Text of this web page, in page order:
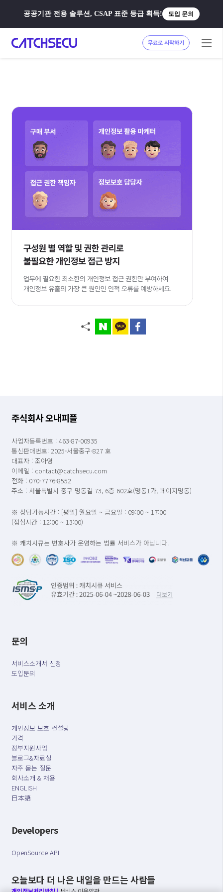
공공기관 전용 솔루션, CSAP 표준 등급 획득! 도입 문의
무료로 시작하기
주식회사 오내피플
사업자등록번호 : 463-87-00935
통신판매번호: 2025-서울중구-827 호
대표자 : 조아영
이메일 : contact@catchsecu.com
전화 : 070-7776-8552
주소 : 서울특별시 중구 명동길 73, 6층 602호(명동1가, 페이지명동)
※ 상담가능시간 : [평일] 월요일 ~ 금요일 : 09:00 ~ 17:00
(점심시간 : 12:00 ~ 13:00)
※ 캐치시큐는 변호사가 운영하는 법률 서비스가 아닙니다.
문의
서비스소개서 신청
도입문의
서비스 소개
개인정보 보호 컨설팅
가격
정부지원사업
블로그&자료실
자주 묻는 질문
회사소개 & 채용
ENGLISH
日本語
Developers
OpenSource API
오늘보다 더 나은 내일을 만드는 사람들